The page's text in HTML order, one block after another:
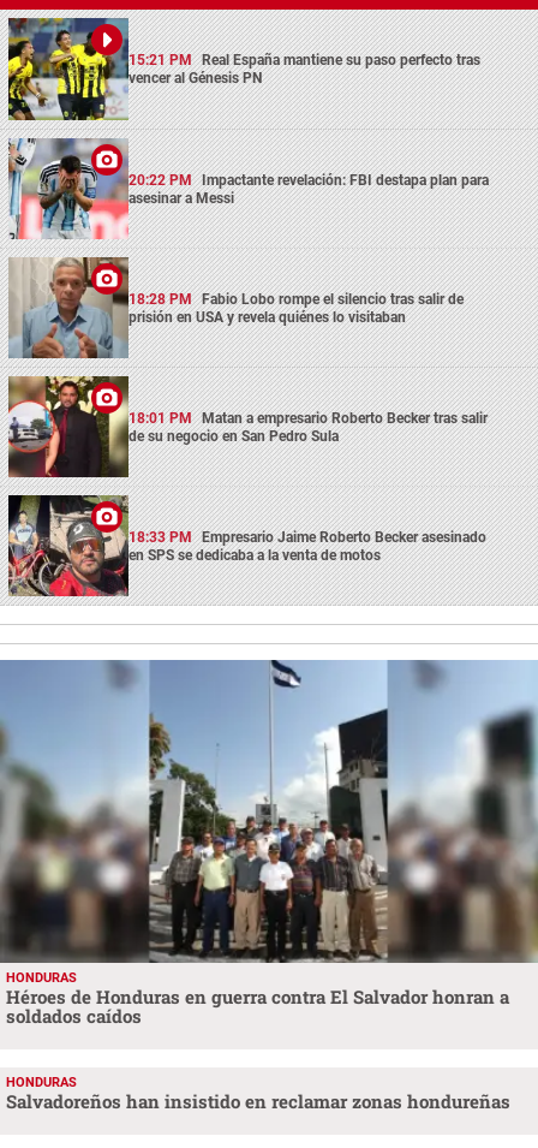
15:21 PM Real España mantiene su paso perfecto tras
vencer al Génesis PN
20:22 PM Impactante revelación: FBI destapa plan para
asesinar a Messi
18:28 PM Fabio Lobo rompe el silencio tras salir de
prisión en USA y revela quiénes lo visitaban
18:01 PM Matan a empresario Roberto Becker tras salir
de su negocio en San Pedro Sula
18:33 PM Empresario Jaime Roberto Becker asesinado
en SPS se dedicaba a la venta de motos
HONDURAS
Héroes de Honduras en guerra contra El Salvador honran a
soldados caídos
HONDURAS
Salvadoreños han insistido en reclamar zonas hondureñas